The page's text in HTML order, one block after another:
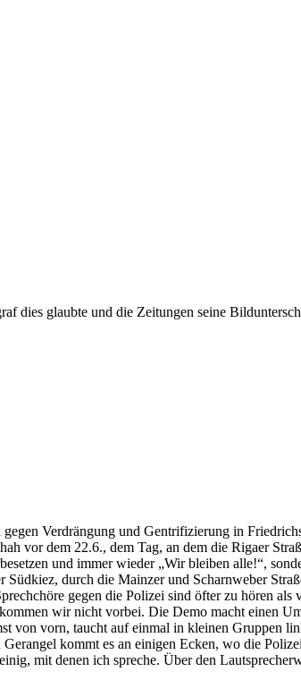
Verdrängung und Gentrifizierung in
vor dem 22.6., dem Tag, an dem die Rigaer
und immer wieder „Wir bleiben alle!“,
durch die Mainzer und Scharnweber
gegen die Polizei sind öfter zu hören als
wir nicht vorbei. Die Demo macht einen
von vorn, taucht auf einmal in kleinen Gruppen
kommt es an einigen Ecken, wo die
mit denen ich spreche. Über den